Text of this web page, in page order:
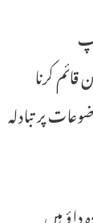
کرنا
پر تبادلہ
ہیں